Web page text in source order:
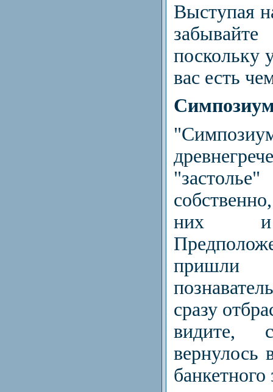
Выступая
поскольку
вас есть
них и
сразу
видите,
вернулось
банкетного